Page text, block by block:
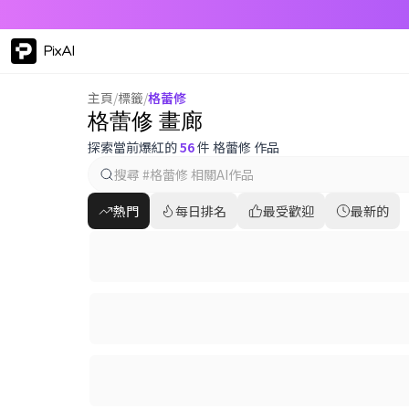
PixAI
主頁/標籤/格蕾修
格蕾修 畫廊
探索當前爆紅的56件 格蕾修 作品
熱門 每日排名 最受歡迎 最新的